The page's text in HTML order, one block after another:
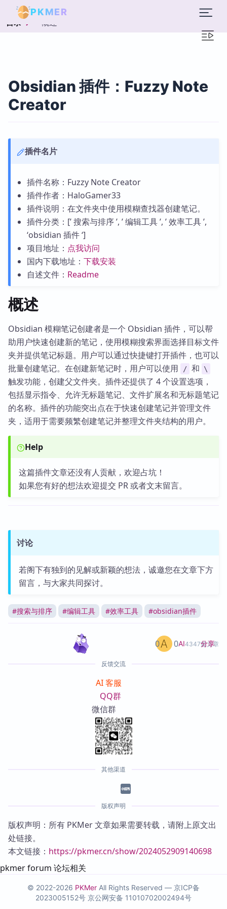
PKMER
目录 概述
Obsidian 插件：Fuzzy Note
Creator
插件名片
插件名称：Fuzzy Note Creator
插件作者：HaloGamer33
插件说明：在文件夹中使用模糊查找器创建笔记。
插件分类：[’ 搜索与排序 ’, ’ 编辑工具 ’, ’ 效率工具 ’,
‘obsidian 插件 ‘]
项目地址： 点我访问
国内下载地址： 下载安装
自述文件： Readme
概述
Obsidian 模糊笔记创建者是一个 Obsidian 插件，可以帮
助用户快速创建新的笔记，使用模糊搜索界面选择目标文件
夹并提供笔记标题。用户可以通过快捷键打开插件，也可以
批量创建笔记。在创建新笔记时，用户可以使用
/ 和 \
触发功能，创建父文件夹。插件还提供了 4 个设置选项，
包括显示指令、允许无标题笔记、文件扩展名和无标题笔记
的名称。插件的功能突出点在于快速创建笔记并管理文件
夹，适用于需要频繁创建笔记并整理文件夹结构的用户。
Help
这篇插件文章还没有人贡献，欢迎占坑！
如果您有好的想法欢迎提交 PR 或者文末留言。
讨论
若阁下有独到的见解或新颖的想法，诚邀您在文章下方
留言，与大家共同探讨。
#搜索与排序 #编辑工具 #效率工具 #obsidian插件
AI4347篇文章
0 0 分享
反馈交流
AI 客服
QQ群
微信群
其他渠道
版权声明
版权声明：所有 PKMer 文章如果需要转载，请附上原文出
处链接。
本文链接： https://pkmer.cn/show/2024052909140698
pkmer forum 论坛相关
© 2022-2026 PKMer All Rights Reserved — 京ICP备
2023005152号 京公网安备 11010702002494号